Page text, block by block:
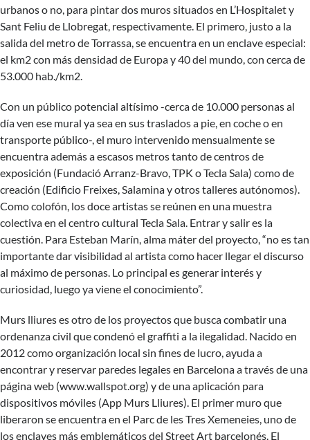
urbanos o no, para pintar dos muros situados en L’Hospitalet y
Sant Feliu de Llobregat, respectivamente. El primero, justo a la
salida del metro de Torrassa, se encuentra en un enclave especial:
el km2 con más densidad de Europa y 40 del mundo, con cerca de
53.000 hab./km2.
Con un público potencial altísimo -cerca de 10.000 personas al
día ven ese mural ya sea en sus traslados a pie, en coche o en
transporte público-, el muro intervenido mensualmente se
encuentra además a escasos metros tanto de centros de
exposición (Fundació Arranz-Bravo, TPK o Tecla Sala) como de
creación (Edificio Freixes, Salamina y otros talleres autónomos).
Como colofón, los doce artistas se reúnen en una muestra
colectiva en el centro cultural Tecla Sala. Entrar y salir es la
cuestión. Para Esteban Marín, alma máter del proyecto, “no es tan
importante dar visibilidad al artista como hacer llegar el discurso
al máximo de personas. Lo principal es generar interés y
curiosidad, luego ya viene el conocimiento”.
Murs lliureses otro de los proyectos que busca combatir una
ordenanza civil que condenó el graffiti a la ilegalidad. Nacido en
2012 como organización local sin fines de lucro, ayuda a
encontrar y reservar paredes legales en Barcelona a través de una
página web (www.wallspot.org) y de una aplicación para
dispositivos móviles (App Murs Lliures). El primer muro que
liberaron se encuentra en el Parc de les Tres Xemeneies, uno de
los enclaves más emblemáticos del Street Art barcelonés. El